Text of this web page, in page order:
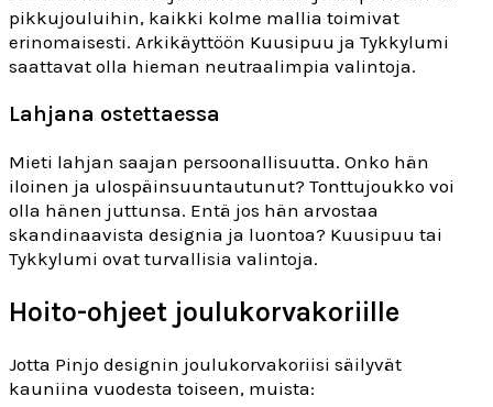
pikkujouluihin, kaikki kolme mallia toimivat
erinomaisesti. Arkikäyttöön Kuusipuu ja Tykkylumi
saattavat olla hieman neutraalimpia valintoja.
Lahjana ostettaessa
Mieti lahjan saajan persoonallisuutta. Onko hän
iloinen ja ulospäinsuuntautunut? Tonttujoukko voi
olla hänen juttunsa. Entä jos hän arvostaa
skandinaavista designia ja luontoa? Kuusipuu tai
Tykkylumi ovat turvallisia valintoja.
Hoito-ohjeet joulukorvakoriille
Jotta Pinjo designin joulukorvakoriisi säilyvät
kauniina vuodesta toiseen, muista: